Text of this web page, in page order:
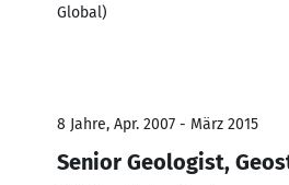
Global)
8 Jahre, Apr. 2007 - März 2015
Senior Geologist,